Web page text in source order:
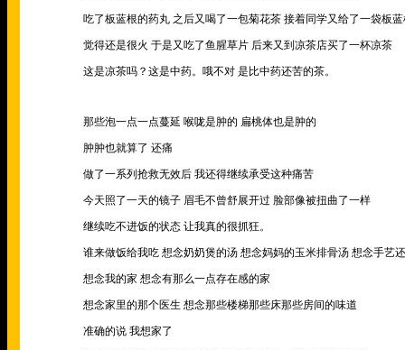
吃了板蓝根的药丸 之后又喝了一包菊花茶 接着同学又给了一袋板
觉得还是很火 于是又吃了鱼腥草片 后来又到凉茶店买了一杯凉茶
这是凉茶吗？这是中药。哦不对 是比中药还苦的茶。
那些泡一点一点蔓延 喉咙是肿的 扁桃体也是肿的
肿肿也就算了 还痛
做了一系列抢救无效后 我还得继续承受这种痛苦
今天照了一天的镜子 眉毛不曾舒展开过 脸部像被扭曲了一样
继续吃不进饭的状态 让我真的很抓狂。
谁来做饭给我吃 想念奶奶煲的汤 想念妈妈的玉米排骨汤 想念手艺
想念我的家 想念有那么一点存在感的家
想念家里的那个医生 想念那些楼梯那些床那些房间的味道
准确的说 我想家了